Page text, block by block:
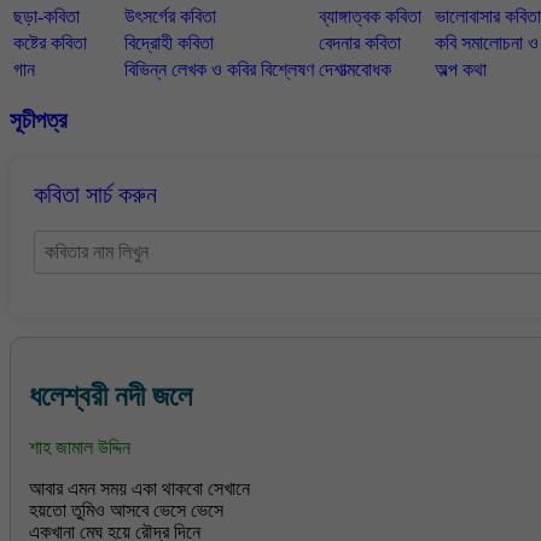
ছড়া-কবিতা
উৎসর্গের কবিতা ব্যাঙ্গাত্বক কবিতা
ভালোবাসার কবিতা
কষ্টের কবিতা
বিদ্রোহী কবিতা বেদনার কবিতা
কবি সমালোচনা
গান
বিভিন্ন লেখক ও কবির বিশ্লেষণ দেশাত্মবোধক অল্প কথা
সূচীপত্র
কবিতা সার্চ করুন
ধলেশ্বরী নদী জলে
শাহ জামাল উদ্দিন
আবার এমন সময় একা থাকবো সেখানে
হয়তো তুমিও আসবে ভেসে ভেসে
একখানা মেঘ হয়ে রৌদ্র দিনে